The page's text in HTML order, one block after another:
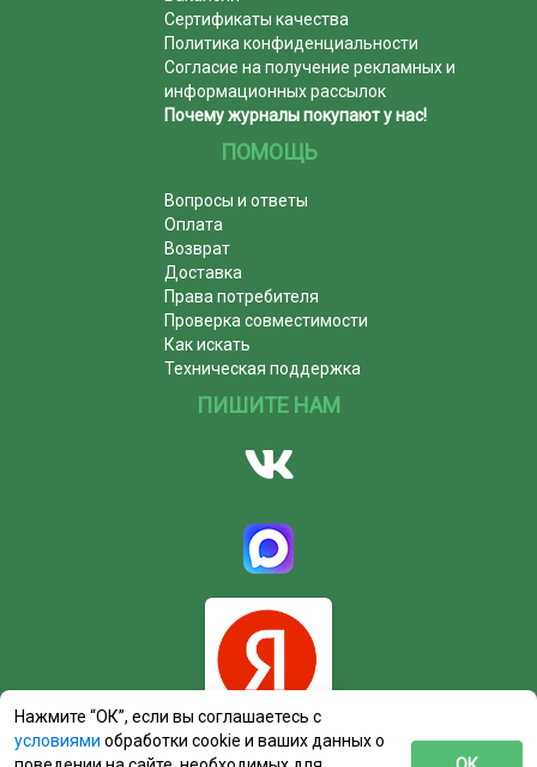
Сертификаты качества
Политика конфиденциальности
Согласие на получение рекламных и
информационных рассылок
Почему журналы покупают у нас!
ПОМОЩЬ
Вопросы и ответы
Оплата
Возврат
Доставка
Права потребителя
Проверка совместимости
Как искать
Техническая поддержка
ПИШИТЕ НАМ
Нажмите “ОК”, если вы соглашаетесь с
условиями обработки cookie и ваших данных о